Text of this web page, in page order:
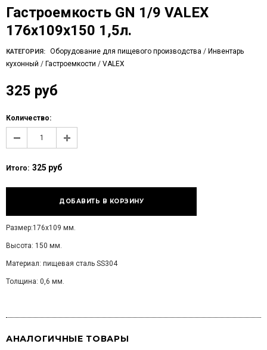
Гастроемкость GN 1/9 VALEX
176х109х150 1,5л.
КАТЕГОРИЯ: Оборудование для пищевого производства / Инвентарь
кухонный / Гастроемкости / VALEX
325 руб
Количество:
Итого: 325 руб
Размер:176х109 мм.
Высота: 150 мм.
Материал: пищевая сталь SS304
Толщина: 0,6 мм.
АНАЛОГИЧНЫЕ ТОВАРЫ